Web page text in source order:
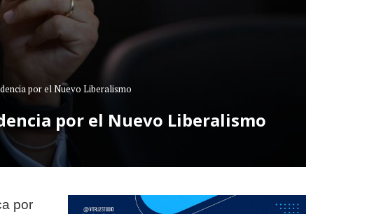
por el Nuevo Liberalismo
por el Nuevo Liberalismo
por